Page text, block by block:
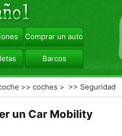
Comprar un automóvil
Barcos
>>coches > >> Seguridad
un Car Mobility